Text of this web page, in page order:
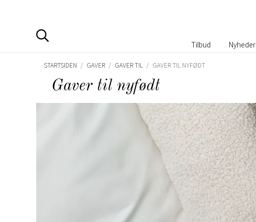
Tilbud Nyheder
STARTSIDEN / GAVER / GAVER TIL / GAVER TIL NYFØDT
Gaver til nyfødt